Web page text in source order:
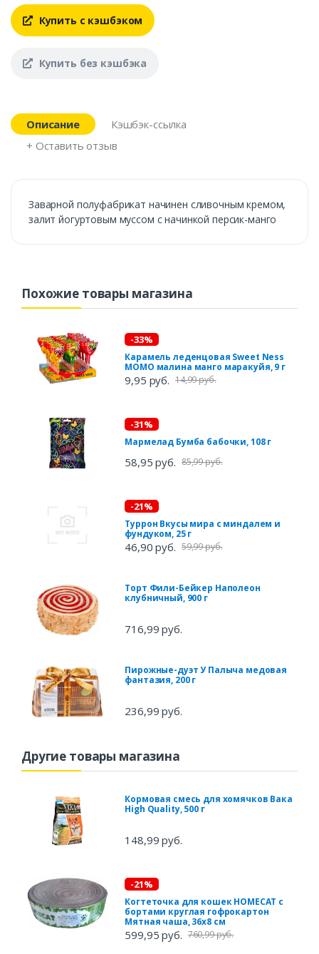
Купить с кэшбэком
Купить без кэшбэка
Описание
Кэшбэк-ссылка
+ Оставить отзыв
Заварной полуфабрикат начинен сливочным кремом,
залит йогуртовым муссом с начинкой персик-манго
Похожие товары магазина
-33%
Карамель леденцовая Sweet Ness
MOMO малина манго маракуйя, 9 г
9,95 руб. 14,99 руб.
-31%
Мармелад Бумба бабочки, 108 г
58,95 руб. 85,99 руб.
-21%
Туррон Вкусы мира с миндалем и
фундуком, 25 г
46,90 руб. 59,99 руб.
Торт Фили-Бейкер Наполеон
клубничный, 900 г
716,99 руб.
Пирожные-дуэт У Палыча медовая
фантазия, 200 г
236,99 руб.
Другие товары магазина
Кормовая смесь для хомячков Вака
High Quality, 500 г
148,99 руб.
-21%
Когтеточка для кошек HOMECAT с
бортами круглая гофрокартон
Мятная чаша, 36х8 см
599,95 руб. 760,99 руб.